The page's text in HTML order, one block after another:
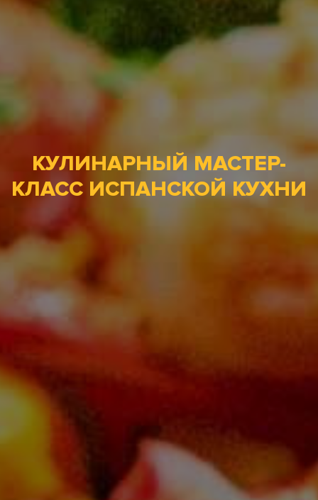
КУЛИНАРНЫЙ МАСТЕР-
КЛАСС ИСПАНСКОЙ КУХНИ